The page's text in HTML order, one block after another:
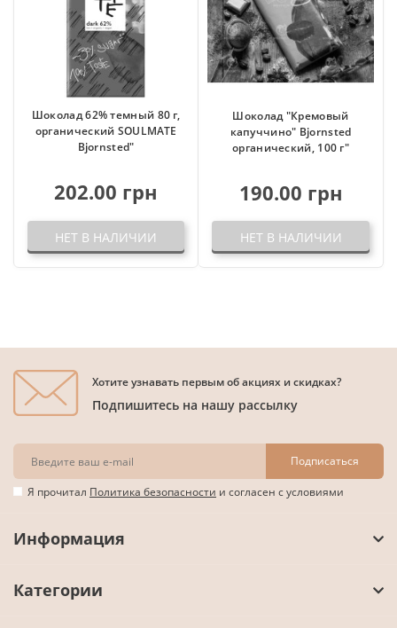
Шоколад 62% темный 80 г,
органический SOULMATE
Bjornsted"
202.00 грн
НЕТ В НАЛИЧИИ
Шоколад "Кремовый
капуччино" Bjornsted
органический, 100 г"
190.00 грн
НЕТ В НАЛИЧИИ
Хотите узнавать первым об акциях и скидках?
Подпишитесь на нашу рассылку
Подписаться
Я прочитал Политика безопасности и согласен с условиями
Информация
Категории